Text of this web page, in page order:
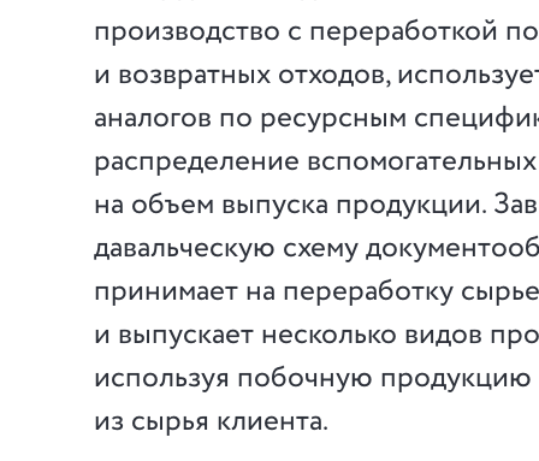
производство с переработкой
и возвратных отходов,
аналогов по ресурсным
распределение
на объем выпуска продукции.
давальческую схему
принимает на переработку
и выпускает несколько видов
используя побочную
из сырья клиента.